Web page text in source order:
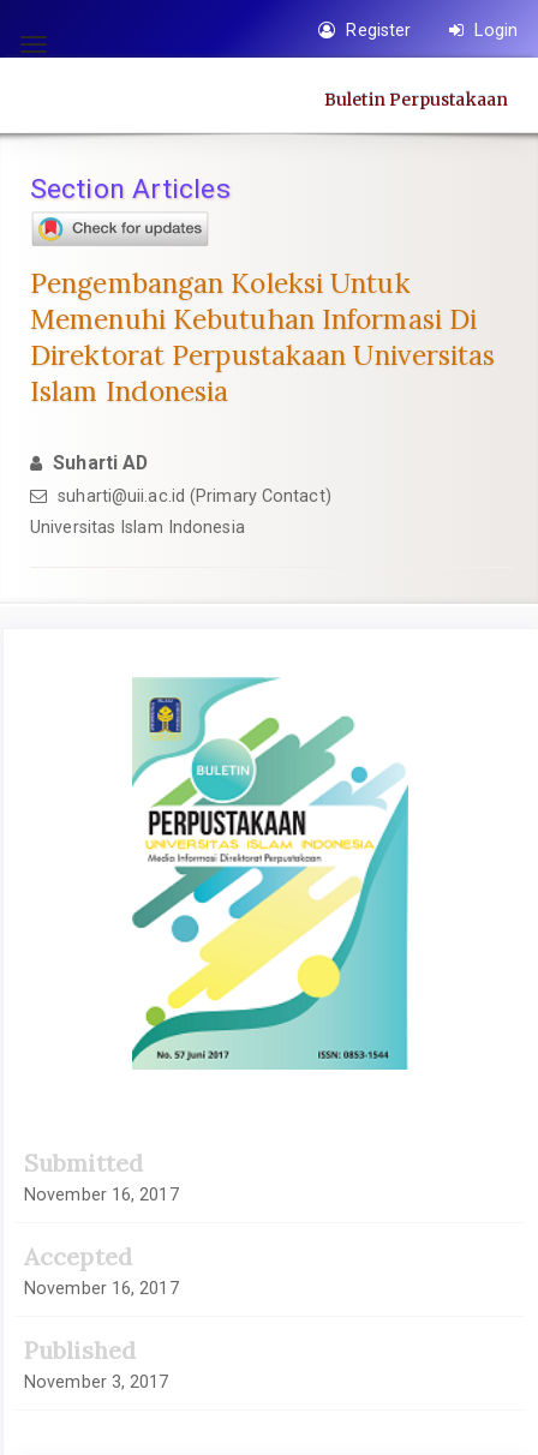
jump
content
Navigation
Main
Sidebar
Toggle
Register Login
Buletin Perpustakaan
Section Articles
Pengembangan Koleksi Untuk
Memenuhi Kebutuhan Informasi Di
Direktorat Perpustakaan Universitas
Islam Indonesia
Suharti AD
suharti@uii.ac.id (Primary Contact)
Universitas Islam Indonesia
Submitted
November 16, 2017
Accepted
November 16, 2017
Published
November 3, 2017